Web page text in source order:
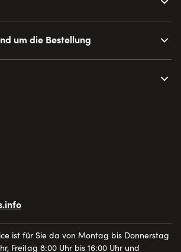
der renommiertesten Marken für
Design bekannt ist. Für ein
das Traditionsunternehmen
dämpfenden Kork,
ist Tragekomfort nicht
sondern ein Versprechen. Profitieren
Birkenstock Schuhen für Damen
Auswahl an Birkenstock
jedes Modell seine eigenen
haben sie jedoch alle gemeinsam: Sie
um die Bestellung
ist für Sie da von Montag bis Donnerstag
Freitag 8:00 Uhr bis 16:00 Uhr und